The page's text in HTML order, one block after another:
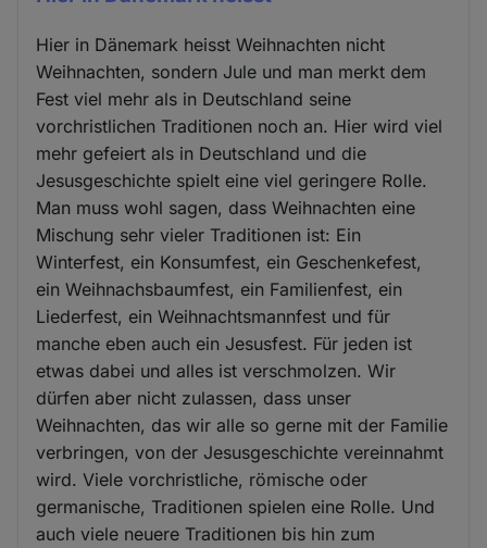
Hier in Dänemark heisst Weihnachten nicht
Weihnachten, sondern Jule und man merkt dem
Fest viel mehr als in Deutschland seine
vorchristlichen Traditionen noch an. Hier wird viel
mehr gefeiert als in Deutschland und die
Jesusgeschichte spielt eine viel geringere Rolle.
Man muss wohl sagen, dass Weihnachten eine
Mischung sehr vieler Traditionen ist: Ein
Winterfest, ein Konsumfest, ein Geschenkefest,
ein Weihnachsbaumfest, ein Familienfest, ein
Liederfest, ein Weihnachtsmannfest und für
manche eben auch ein Jesusfest. Für jeden ist
etwas dabei und alles ist verschmolzen. Wir
dürfen aber nicht zulassen, dass unser
Weihnachten, das wir alle so gerne mit der Familie
verbringen, von der Jesusgeschichte vereinnahmt
wird. Viele vorchristliche, römische oder
germanische, Traditionen spielen eine Rolle. Und
auch viele neuere Traditionen bis hin zum